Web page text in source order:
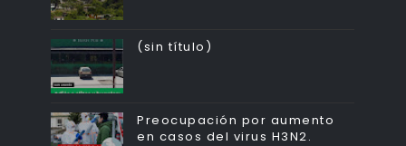
(sin título)
Preocupación por aumento
en casos del virus H3N2.